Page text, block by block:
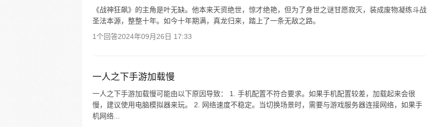
《战神狂飙》的主角是叶无缺。他本来天资绝世，惊才绝艳，但为了身世之谜甘愿寂灭，装成废物凝练斗战
圣法本源，整整十年。如今十年期满，真龙归来，踏上了一条无敌之路。
1个回答2024年09月26日 17:33
一人之下手游加载慢
一人之下手游加载慢可能由以下原因导致： 1. 手机配置不符合要求。如果手机配置较差，加载起来会很
慢，建议使用电脑模拟器来玩。 2. 网络速度不稳定。当切换场景时，需要与游戏服务器连接网络，如果手
机网络...